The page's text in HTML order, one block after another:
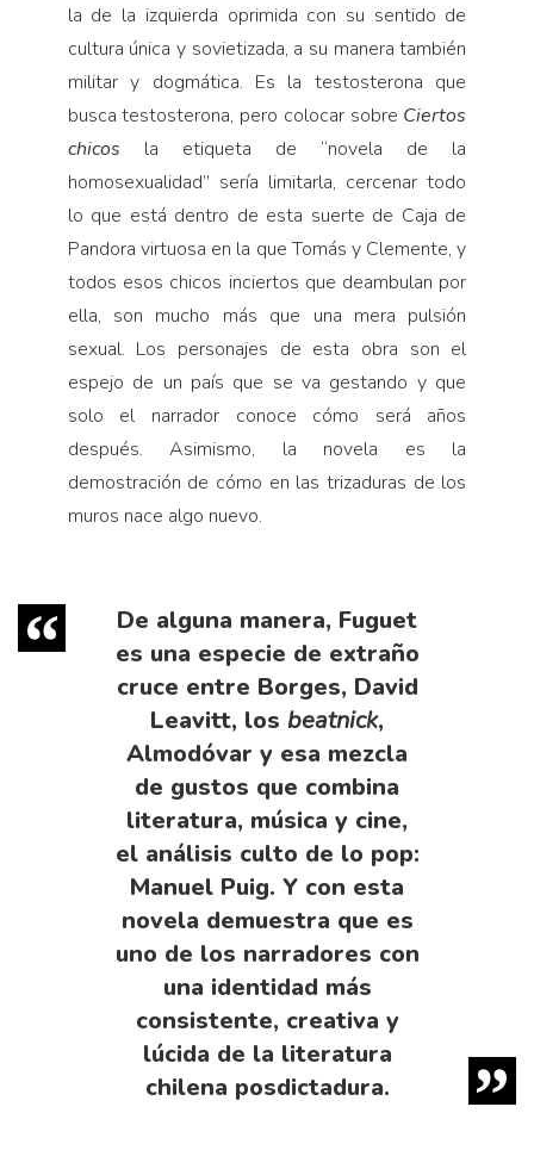
la de la izquierda oprimida con su sentido de
cultura única y sovietizada, a su manera también
militar y dogmática. Es la testosterona que
busca testosterona, pero colocar sobre Ciertos
chicos la etiqueta de “novela de la
homosexualidad” sería limitarla, cercenar todo
lo que está dentro de esta suerte de Caja de
Pandora virtuosa en la que Tomás y Clemente, y
todos esos chicos inciertos que deambulan por
ella, son mucho más que una mera pulsión
sexual. Los personajes de esta obra son el
espejo de un país que se va gestando y que
solo el narrador conoce cómo será años
después. Asimismo, la novela es la
demostración de cómo en las trizaduras de los
muros nace algo nuevo.
De alguna manera, Fuguet
es una especie de extraño
cruce entre Borges, David
Leavitt, los beatnick,
Almodóvar y esa mezcla
de gustos que combina
literatura, música y cine,
el análisis culto de lo pop:
Manuel Puig. Y con esta
novela demuestra que es
uno de los narradores con
una identidad más
consistente, creativa y
lúcida de la literatura
chilena posdictadura.